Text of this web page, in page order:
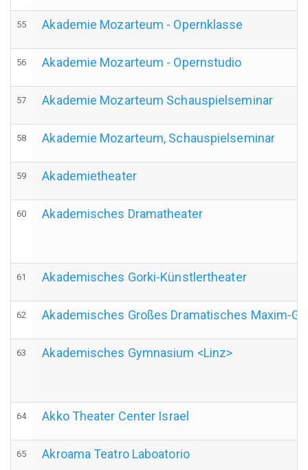
55 Akademie Mozarteum - Opernklasse
56 Akademie Mozarteum - Opernstudio
57 Akademie Mozarteum Schauspielseminar
58 Akademie Mozarteum, Schauspielseminar
59 Akademietheater
60 Akademisches Dramatheater
61 Akademisches Gorki-Künstlertheater
62 Akademisches Großes Dramatisches Maxim-
63 Akademisches Gymnasium <Linz>
64 Akko Theater Center Israel
65 Akroama Teatro Laboatorio